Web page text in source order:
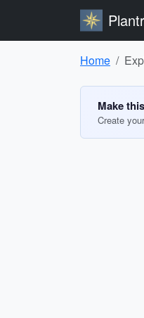
Home
Make
Create